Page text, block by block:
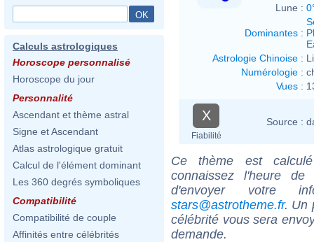
Calculs astrologiques
Horoscope personnalisé
Horoscope du jour
Personnalité
Ascendant et thème astral
Signe et Ascendant
Atlas astrologique gratuit
Calcul de l'élément dominant
Les 360 degrés symboliques
Compatibilité
Compatibilité de couple
Affinités entre célébrités
Lune :
Dominantes :
Astrologie Chinoise :
Numérologie :
Vues :
X
Fiabilité
Source :
Ce thème est
connaissez l'heure
d'envoyer votre
stars@astrotheme.fr. Un
célébrité vous sera
demande.